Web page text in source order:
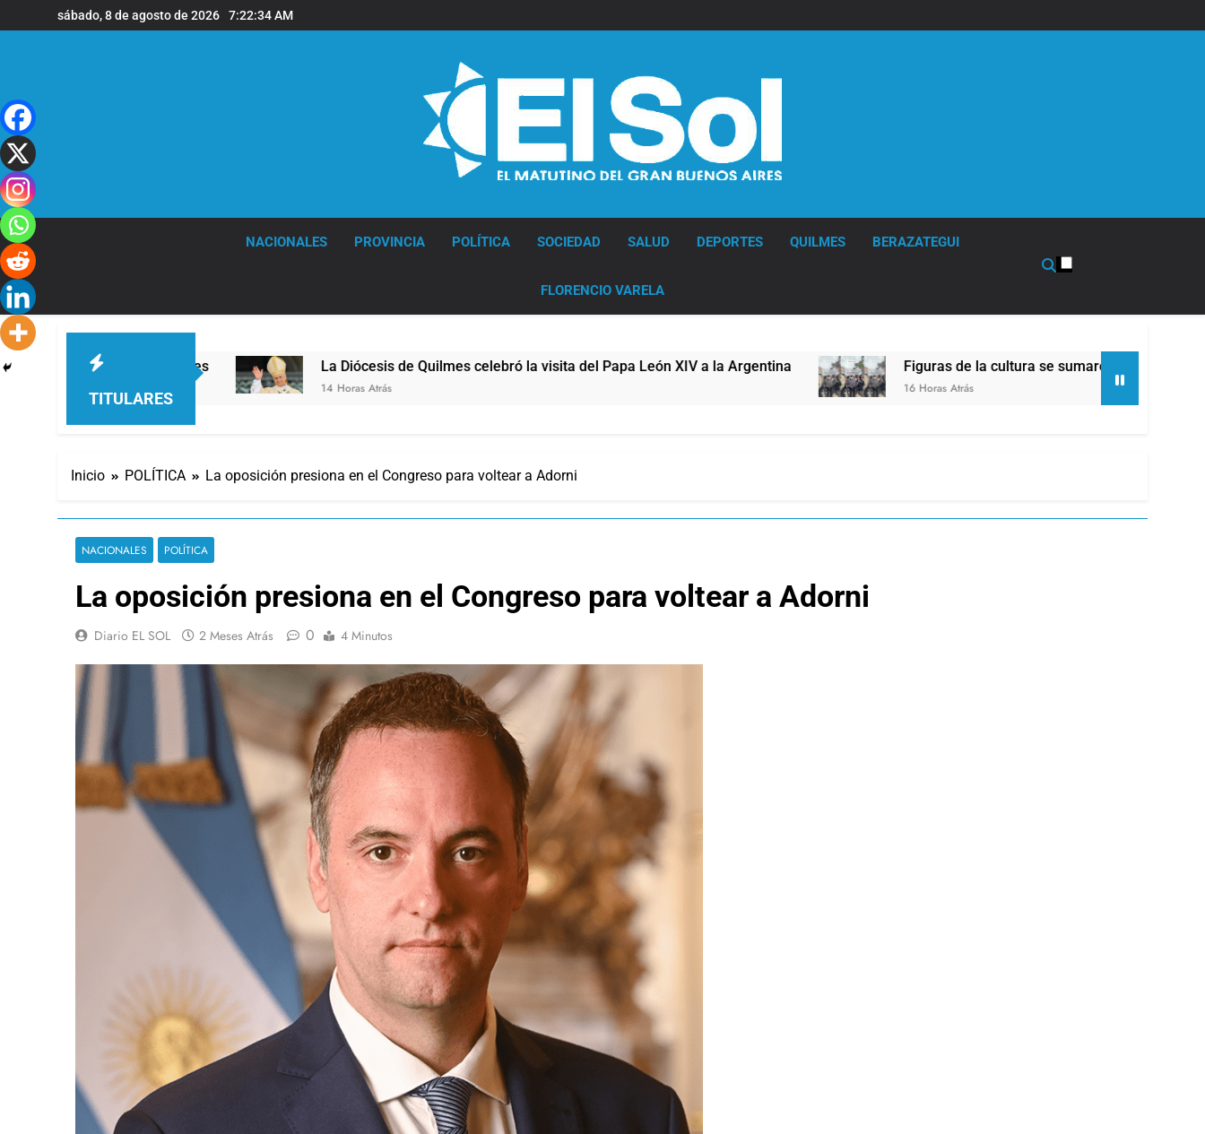
al
sábado, 8 de agosto de 2026 7:22:35 AM
NACIONALES PROVINCIA POLÍTICA SOCIEDAD SALUD DEPORTES QUILMES BERAZATEGUI
FLORENCIO VARELA
TITULARES
de Quilmes La Diócesis de Quilmes celebró la visita del Papa León XIV a la Argentina
14 Horas Atrás
Figuras de la cultura se sumaron a la marcha frente al
16 Horas Atrás
Inicio POLÍTICA La oposición presiona en el Congreso para voltear a Adorni
NACIONALES POLÍTICA
La oposición presiona en el Congreso para voltear a Adorni
Diario EL SOL 2 Meses Atrás 0 4 Minutos